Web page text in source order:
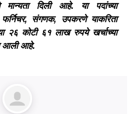
मान्यता दिली आहे. या पदांच्या
संगणक, उपकरणे याकरिता
२६ कोटी ६१ लाख रुपये खर्चाच्या
आली आहे.